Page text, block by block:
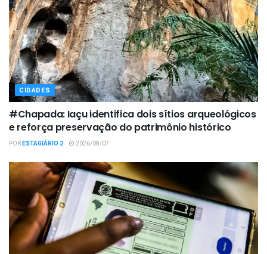
CIDADES
#Chapada: Iaçu identifica dois sítios arqueológicos
e reforça preservação do patrimônio histórico
PORESTAGIÁRIO 2 2026/08/07